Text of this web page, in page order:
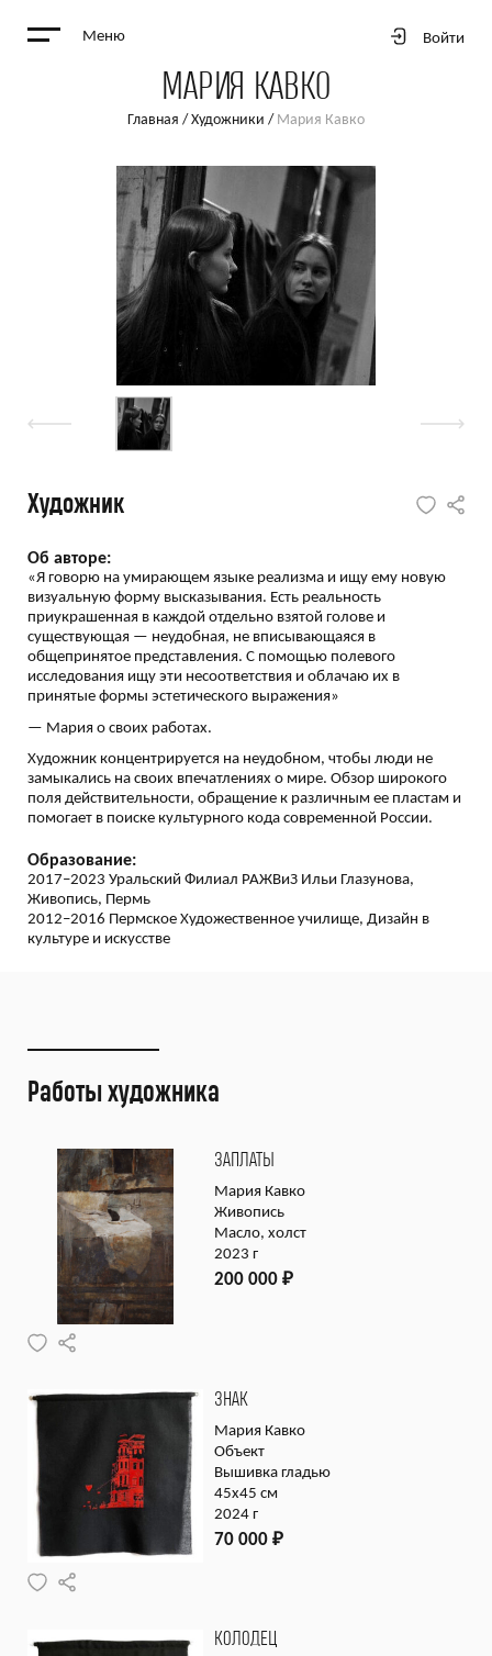
Меню Войти
МАРИЯ КАВКО
Главная / Художники / Мария Кавко
Художник
Об авторе:
«Я говорю на умирающем языке реализма и ищу ему новую
визуальную форму высказывания. Есть реальность
приукрашенная в каждой отдельно взятой голове и
существующая — неудобная, не вписывающаяся в
общепринятое представления. С помощью полевого
исследования ищу эти несоответствия и облачаю их в
принятые формы эстетического выражения»
— Мария о своих работах.
Художник концентрируется на неудобном, чтобы люди не
замыкались на своих впечатлениях о мире. Обзор широкого
поля действительности, обращение к различным ее пластам и
помогает в поиске культурного кода современной России.
Образование:
2017–2023 Уральский Филиал РАЖВиЗ Ильи Глазунова,
Живопись, Пермь
2012–2016 Пермское Художественное училище, Дизайн в
культуре и искусстве
Работы художника
ЗАПЛАТЫ
Мария Кавко
Живопись
Масло, холст
2023 г
200 000 ₽
ЗНАК
Мария Кавко
Объект
Вышивка гладью
45х45 см
2024 г
70 000 ₽
КОЛОДЕЦ